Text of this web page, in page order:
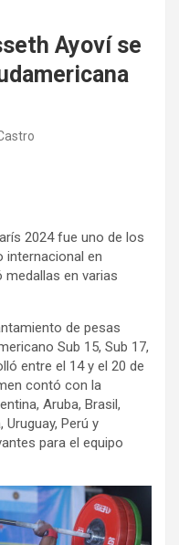
Ayoví se
2024 fue uno de los
internacional en
medallas en varias
de pesas
Sub 15, Sub 17,
entre el 14 y el 20 de
contó con la
Aruba, Brasil,
Uruguay, Perú y
para el equipo